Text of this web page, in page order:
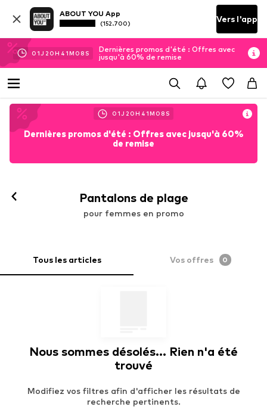
ABOUT YOU App
(152.700) Vers l'app
01J 20H 41M 06 S
Dernières promos d'été : Offres avec
jusqu'à 60% de remise
01J 20H 41M 07 S
Dernières promos d'été : Offres avec jusqu'à 60%
de remise
Pantalons de plage
pour femmes en promo
Tous les articles Vos offres 0
Nous sommes désolés... Rien n'a été
trouvé
Modifiez vos filtres afin d'afficher les résultats de
recherche pertinents.